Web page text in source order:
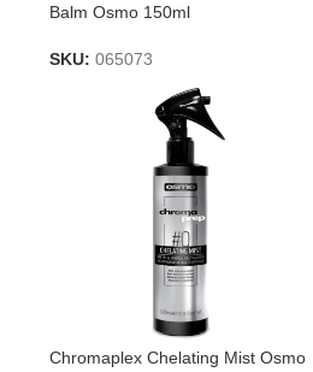
Balm Osmo 150ml
SKU: 065073
Chromaplex Chelating Mist Osmo